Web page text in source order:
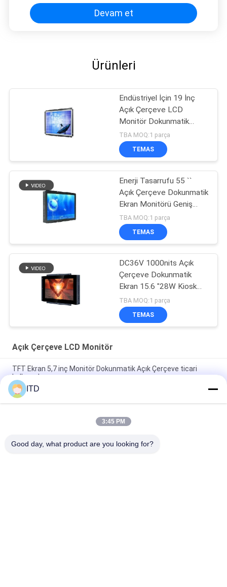
Devam et
Ürünleri
Endüstriyel İçin 19 İnç
Açık Çerçeve LCD
Monitör Dokunmatik
Ekran% 10-90 Nem
TBA MOQ:1 parça
TEMAS
Enerji Tasarrufu 55 ``
Açık Çerçeve Dokunmatik
Ekran Monitörü Geniş
Görüş Melekler
TBA MOQ:1 parça
TEMAS
DC36V 1000nits Açık
Çerçeve Dokunmatik
Ekran 15.6 "28W Kiosk
için Yüksek Parlaklık
TBA MOQ:1 parça
TEMAS
Açık Çerçeve LCD Monitör
TFT Ekran 5,7 inç Monitör Dokunmatik Açık Çerçeve ticari
kullanıcılar
6.5 inç TFT Panel Açık Çerçeve LCD Monitör Dokunmatik Ekran
Çözümleri
ITD Endüstriyel LCD Açık Çerçeve Monitör Ekran Görüntüleme
ITD
3:45 PM
Good day, what product are you looking for?